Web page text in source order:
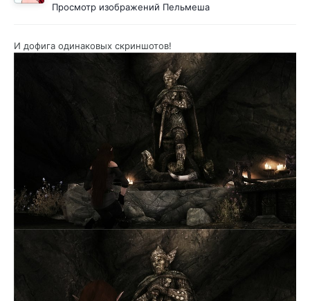
Просмотр изображений Пельмеша
И дофига одинаковых скриншотов!